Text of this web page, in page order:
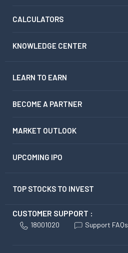
CALCULATORS
KNOWLEDGE CENTER
LEARN TO EARN
BECOME A PARTNER
MARKET OUTLOOK
UPCOMING IPO
TOP STOCKS TO INVEST
CUSTOMER SUPPORT :
18001020 Support FAQs